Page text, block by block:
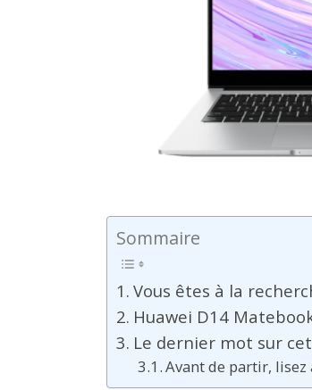
Sommaire
Vous êtes à la
Huawei D14
Le dernier mot sur
Avant de partir, lisez